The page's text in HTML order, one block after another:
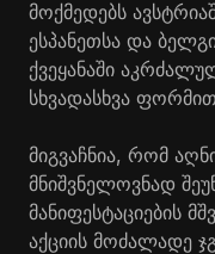
მოქმედებს
ესპანეთსა და
ქვეყანაში
სხვადასხვა
მიგვაჩნია, რომ
მნიშვნელოვნად
მანიფესტაციების
აქციის მოძალადე